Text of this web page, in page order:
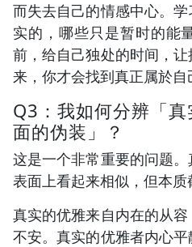
而失去自己的情感中心。
实的，哪些只是暂时的能
前，给自己独处的时间，
来，你才会找到真正属於自
Q3：我如何分辨「
面的伪装」？
这是一个非常重要的问题
表面上看起来相似，但本质
真实的优雅来自内在的从
不安。真实的优雅者内心